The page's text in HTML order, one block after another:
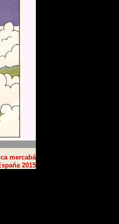
mercabá
2015